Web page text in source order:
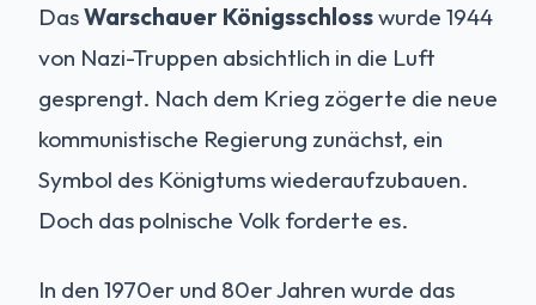
DasWarschauer Königsschlosswurde 1944
von Nazi-Truppen absichtlich in die Luft
gesprengt. Nach dem Krieg zögerte die neue
kommunistische Regierung zunächst, ein
Symbol des Königtums wiederaufzubauen.
Doch das polnische Volk forderte es.
In den 1970er und 80er Jahren wurde das